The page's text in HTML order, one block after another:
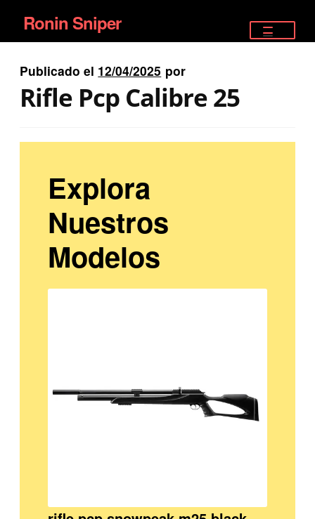
Ir
a
la
navegación
Ir
al
contenido
Ronin Sniper
EQUIPAMIENTO ÉLITE
SATELITALES
Publicado el 12/04/2025 por
Rifle Pcp Calibre 25
Explora
Nuestros
Modelos